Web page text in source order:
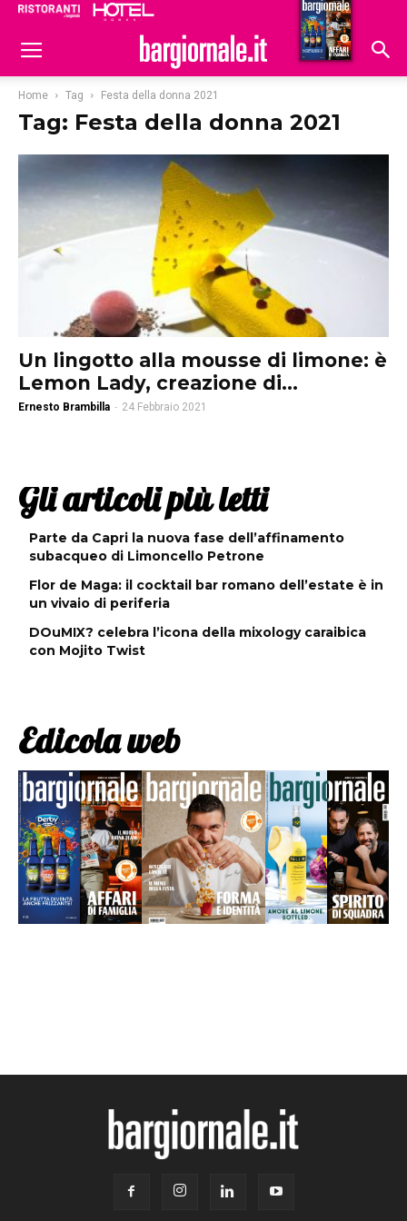
Hoteldomani
Home Tag Festa della donna 2021
Tag: Festa della donna 2021
Un lingotto alla mousse di limone: è
Lemon Lady, creazione di...
Ernesto Brambilla - 24 Febbraio 2021
Gli articoli più letti
Parte da Capri la nuova fase dell’affinamento
subacqueo di Limoncello Petrone
Flor de Maga: il cocktail bar romano dell’estate è in
un vivaio di periferia
DOuMIX? celebra l’icona della mixology caraibica
con Mojito Twist
Edicola web